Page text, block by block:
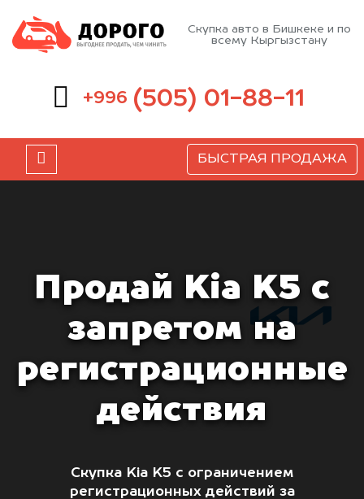
Скупка авто в Бишкеке и по
всему Кыргызстану
+996 (505) 01-88-11
БЫСТРАЯ ПРОДАЖА
Продай Kia K5 с
запретом на
регистрационные
действия
Скупка Kia K5 с ограничением
регистрационных действий за